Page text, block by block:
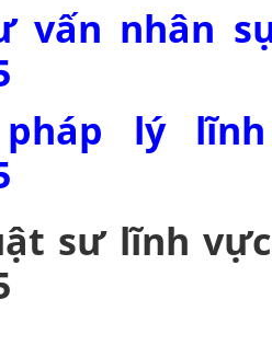
vấn nhân
lý
sư lĩnh